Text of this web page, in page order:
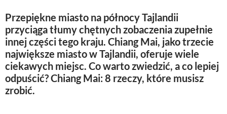
Przepiękne miasto na północy Tajlandii
przyciąga tłumy chętnych zobaczenia zupełnie
innej części tego kraju. Chiang Mai, jako trzecie
największe miasto w Tajlandii, oferuje wiele
ciekawych miejsc. Co warto zwiedzić, a co lepiej
odpuścić? Chiang Mai: 8 rzeczy, które musisz
zrobić.